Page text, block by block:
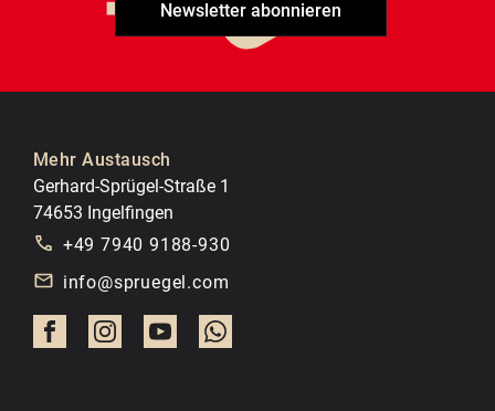
Newsletter abonnieren
Mehr Austausch
Gerhard-Sprügel-Straße 1
74653 Ingelfingen
+49 7940 9188-930
info@spruegel.com